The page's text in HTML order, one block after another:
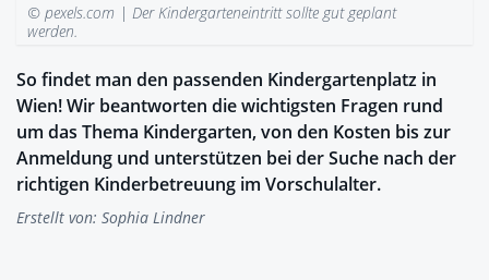
© pexels.com | Der Kindergarteneintritt sollte gut geplant
werden.
So findet man den passenden Kindergartenplatz in
Wien! Wir beantworten die wichtigsten Fragen rund
um das Thema Kindergarten, von den Kosten bis zur
Anmeldung und unterstützen bei der Suche nach der
richtigen Kinderbetreuung im Vorschulalter.
Erstellt von: Sophia Lindner